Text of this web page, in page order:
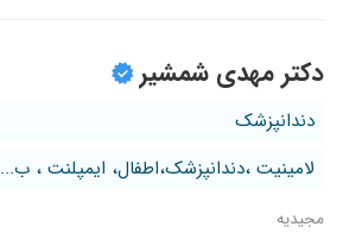
دکتر مهدی شمشیر
دندانپزشک
لامینیت ،دندانپزشک،اطفال، ایمپلنت ، ب...
مجیدیه